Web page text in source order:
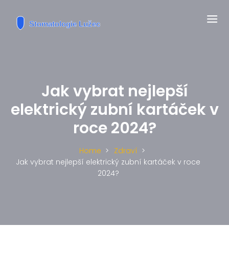
Jak vybrat nejlepší
elektrický zubní kartáček v
roce 2024?
Home
Zdraví
Jak vybrat nejlepší elektrický zubní kartáček v roce
2024?